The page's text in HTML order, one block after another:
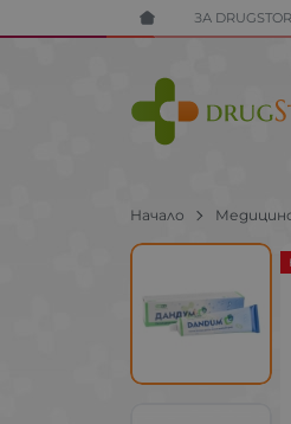
ЗА
Начало